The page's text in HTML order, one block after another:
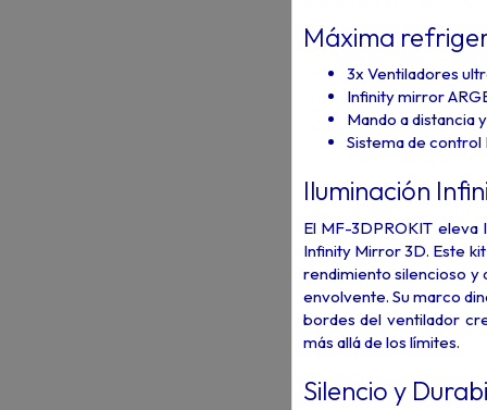
Máxima
3x Ventiladores
Infinity mirror
Mando a distancia
Sistema de control
Iluminación
El MF-3DPROKIT
Infinity Mirror 3D. Este
rendimiento silencioso y
envolvente. Su marco
bordes del ventilador
más allá de los límites.
Silencio y